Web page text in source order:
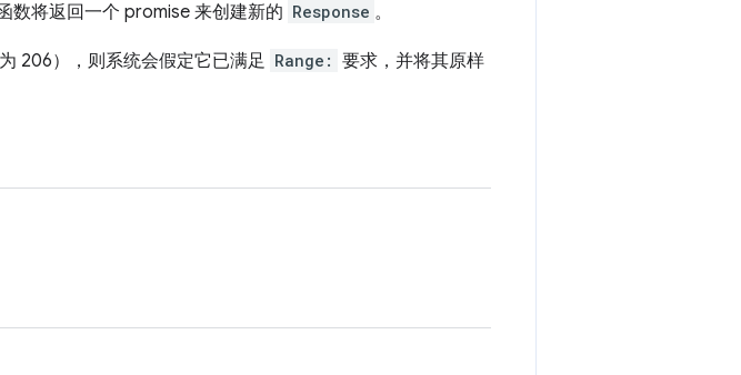
数将返回一个 promise 来创建新的 Response 。
206），则系统会假定它已满足 Range: 要求，并将其原样